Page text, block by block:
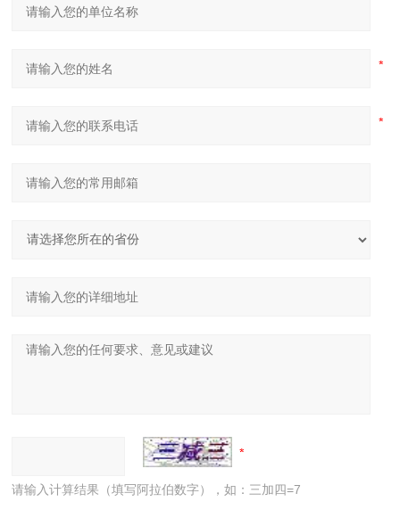
请输入计算结果（填写阿拉伯数字），如：三加四=7